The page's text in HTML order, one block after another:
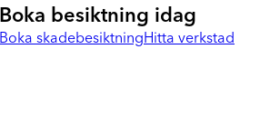
Boka besiktning idag
Boka skadebesiktningHitta verkstad